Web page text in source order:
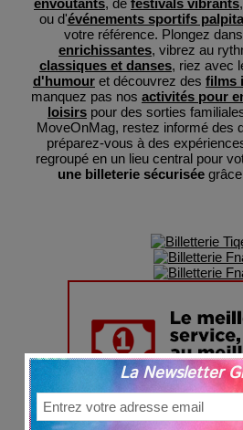
ou d'événements sportifs
votre référence. Plongez
enrichissantes, vibrez au
classiques et danses, riez avec
d'humour et découvrez des films
manquez pas nos activités pour
loisirs pour des sorties
MoveOnMag, restez informé des
préparez-vous à des
regroupé en un lieu central pour
une billeterie sécuriséegrâce
La Newsletter